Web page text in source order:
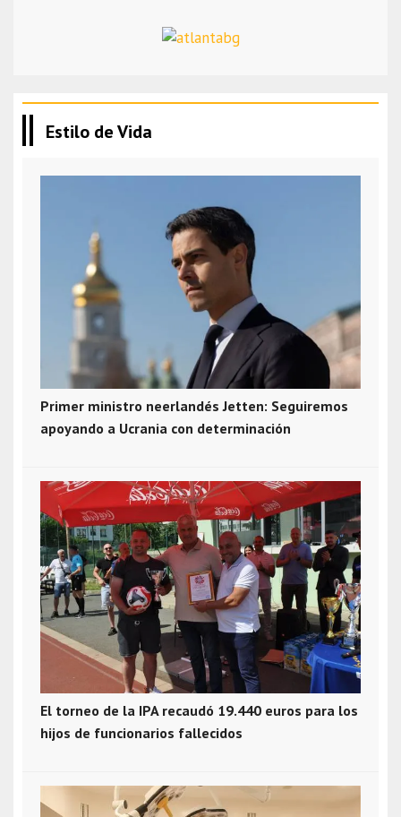
Estilo de Vida
Primer ministro neerlandés Jetten: Seguiremos
apoyando a Ucrania con determinación
El torneo de la IPA recaudó 19.440 euros para los
hijos de funcionarios fallecidos